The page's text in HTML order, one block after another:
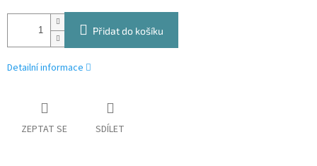
Přidat do košíku
Detailní informace
ZEPTAT SE SDÍLET